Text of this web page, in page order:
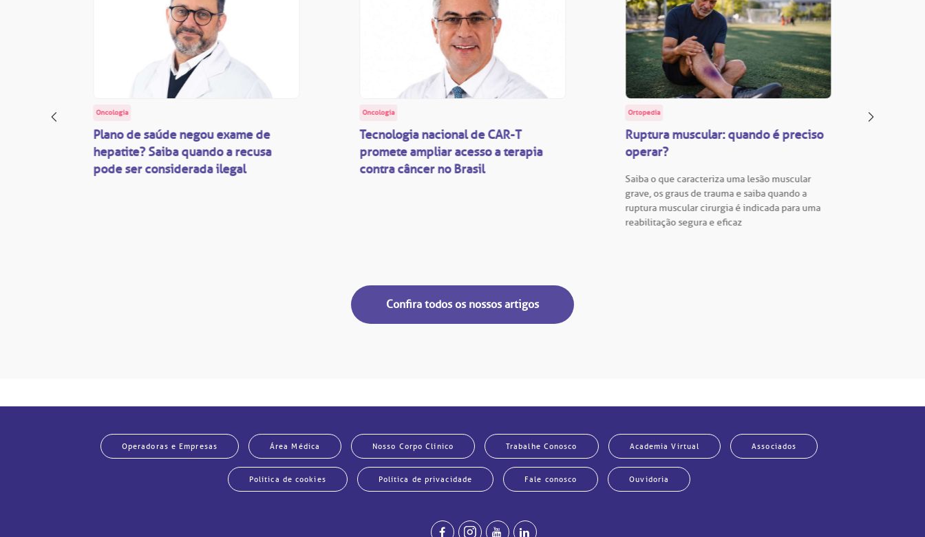
Oncologia
Plano de saúde negou exame de
hepatite? Saiba quando a recusa
pode ser considerada ilegal
Oncologia
Tecnologia nacional de CAR-T
promete ampliar acesso a terapia
contra câncer no Brasil
Ortopedia
Ruptura muscular: quando é preciso
operar?
Saiba o que caracteriza uma lesão muscular
grave, os graus de trauma e saiba quando a
ruptura muscular cirurgia é indicada para uma
reabilitação segura e eficaz
Confira todos os nossos artigos
Operadoras e Empresas Área Médica Nosso Corpo Clínico Trabalhe Conosco Academia Virtual Associados
Política de cookies Política de privacidade Fale conosco Ouvidoria